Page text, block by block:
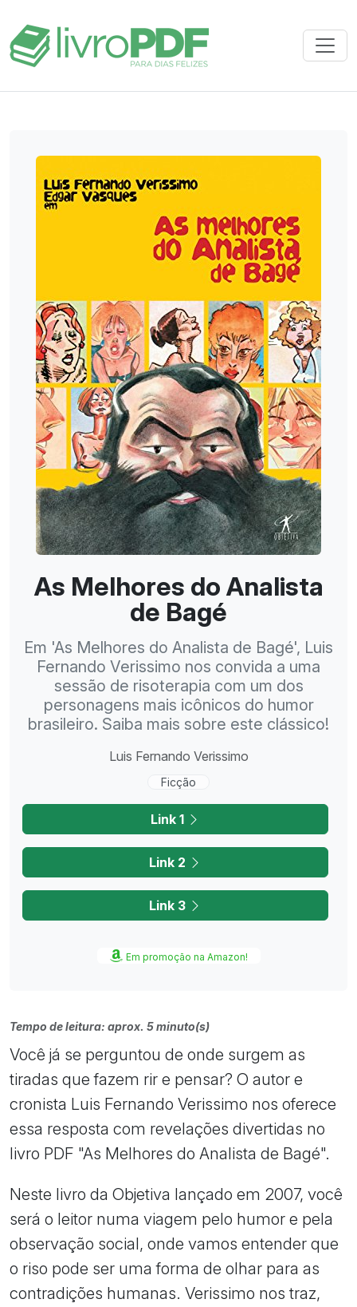
As Melhores do Analista
de Bagé
Em 'As Melhores do Analista de Bagé', Luis
Fernando Verissimo nos convida a uma
sessão de risoterapia com um dos
personagens mais icônicos do humor
brasileiro. Saiba mais sobre este clássico!
Luis Fernando Verissimo
Ficção
Link 1
Link 2
Link 3
Em promoção na Amazon!
Tempo de leitura: aprox. 5 minuto(s)
Você já se perguntou de onde surgem as
tiradas que fazem rir e pensar? O autor e
cronista Luis Fernando Verissimo nos oferece
essa resposta com revelações divertidas no
livro PDF "As Melhores do Analista de Bagé".
Neste livro da Objetiva lançado em 2007, você
será o leitor numa viagem pelo humor e pela
observação social, onde vamos entender que
o riso pode ser uma forma de olhar para as
contradições humanas. Verissimo nos traz,